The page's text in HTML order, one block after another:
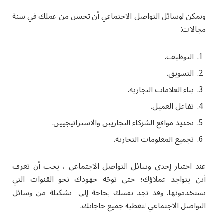
ويمكن لوسائل التواصل الاجتماعي أن تحسن من عملك في ستة
مجالات:
التوظيف.
التسويق.
بناء العلامات التجارية.
تفاعل العميل.
تحديد مواقع الشركاء التجاريين والاستراتيجيين.
تجميع المعلومات التجارية.
عند اختيار إحدى وسائل التواصل الاجتماعي ، يجب أن تعرف
أين يتواجد عملاؤك؛ حتى توجّه جهودك نحو القنوات التي
يستخدمونها. وقد تجد نفسك بحاجة إلى تشكيلة من وسائل
التواصل الاجتماعي لتغطية جميع حاجاتك.